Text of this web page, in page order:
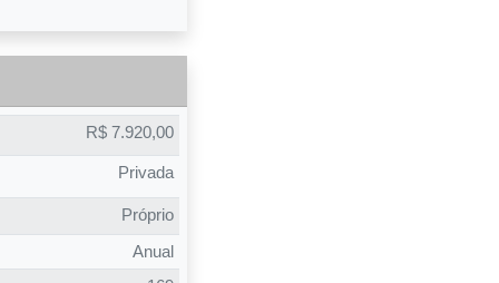
e
pontos.
para
debate e
a
R$ 7.920,00
Privada
Próprio
Anual